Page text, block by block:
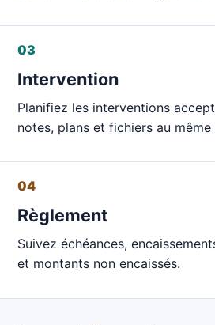
03
Intervention
Planifiez les interventions
notes, plans et fichiers au
04
Règlement
Suivez échéances,
et montants non encaissés.